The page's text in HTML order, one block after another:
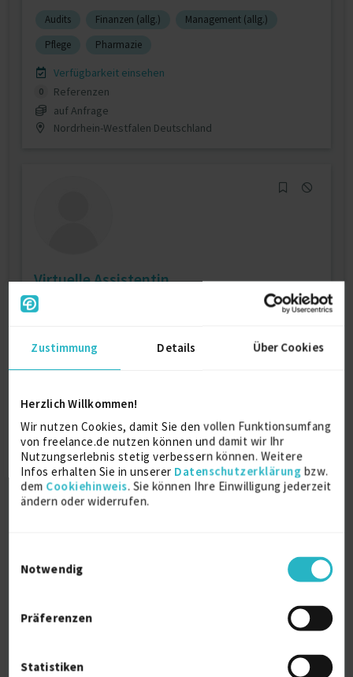
Zustimmung Details Über Cookies
Herzlich Willkommen!
Wir nutzen Cookies, damit Sie den vollen Funktionsumfang
von freelance.de nutzen können und damit wir Ihr
Nutzungserlebnis stetig verbessern können. Weitere
Infos erhalten Sie in unserer Datenschutzerklärung bzw.
dem Cookiehinweis. Sie können Ihre Einwilligung jederzeit
ändern oder widerrufen.
Notwendig
Präferenzen
Statistiken
Audits Finanzen (allg.)
Management (allg.)
Pflege
Pharmazie
Verfügbarkeit einsehen
0
Referenzen
auf Anfrage
Nordrhein-Westfalen Deutschland
Virtuelle Assistentin
auf Anfrage
0000 Kairo
Schulung / Coaching (allg.)
0
Referenzen